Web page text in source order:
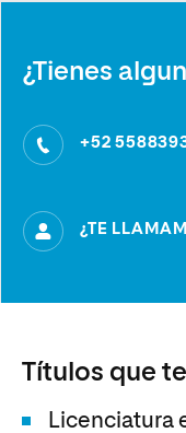
¿Tienes
+52
¿TE
Títulos que
Licenciatura